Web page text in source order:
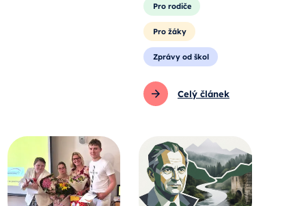
Pro rodiče
Pro žáky
Zprávy od škol
Celý článek